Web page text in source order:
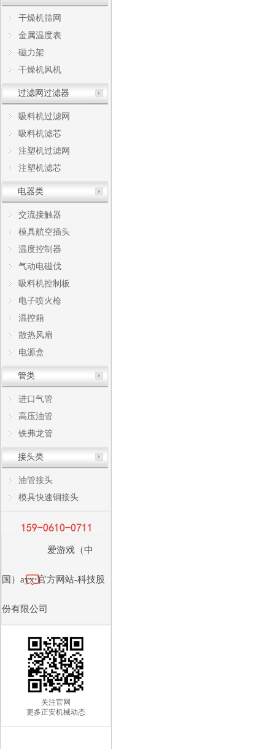
干燥机筛网
金属温度表
磁力架
干燥机风机
过滤网过滤器
吸料机过滤网
吸料机滤芯
注塑机过滤网
注塑机滤芯
电器类
交流接触器
模具航空插头
温度控制器
气动电磁伐
吸料机控制板
电子喷火枪
温控箱
散热风扇
电源盒
管类
进口气管
高压油管
铁弗龙管
接头类
油管接头
模具快速铜接头
爱游戏（中
国）ayx·官方网站-科技股
份有限公司
关注官网
更多正安机械动态